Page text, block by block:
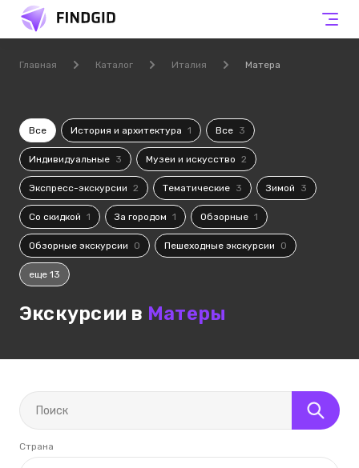
Главная Каталог Италия Матера
Все История и архитектура 1 Все 3
Индивидуальные 3 Музеи и искусство 2
Экспресс-экскурсии 2 Тематические 3 Зимой 3
Со скидкой 1 За городом 1 Обзорные 1
Обзорные экскурсии 0 Пешеходные экскурсии 0
еще 13
Экскурсии в Матеры
Страна